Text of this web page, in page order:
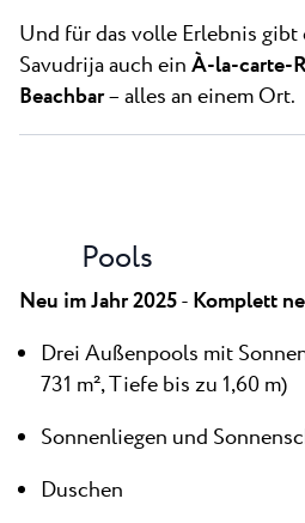
Und für das volle Erlebnis gibt
Savudrija auch einÀ-la-carte-
Beachbar– alles an einem Ort.
Pools
Neu im Jahr 2025-Komplett
Drei Außenpools mit
731 m², Tiefe bis zu 1,60 m)
Sonnenliegen und
Duschen